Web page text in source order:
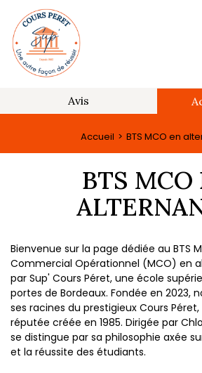
Avis
Accueil BTS MCO en
BTS MCO
Bienvenue sur la page dédiée au BTS
Commercial Opérationnel (MCO) en
par Sup' Cours Péret, une école
portes de Bordeaux. Fondée en 2023,
ses racines du prestigieux Cours
réputée créée en 1985. Dirigée par
se distingue par sa philosophie axée
et la réussite des étudiants.